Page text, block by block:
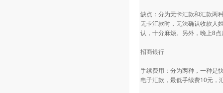
缺点：分为无卡汇款和汇款两
无卡汇款时，无法确认收款人
认，十分麻烦。另外，晚上8
招商银行
手续费用：分为两种，一种是
电子汇款，最低手续费10元，